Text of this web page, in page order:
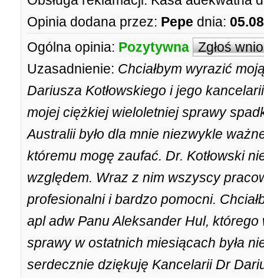
Opinia dodana przez: Pepe dnia:
Ogólna opinia: Pozytywna Zgłoś
Uzasadnienie: Chciałbym wyrazić
Dariusza Kotłowskiego i jego
mojej ciężkiej wieloletniej sprawy
Australii było dla mnie niezwykle
któremu mogę zaufać. Dr. Kotłowski
względem. Wraz z nim wszyscy
profesionalni i bardzo pomocni.
apl adw Panu Aleksander Hul,
sprawy w ostatnich miesiącach była
serdecznie dziękuję Kancelarii Dr